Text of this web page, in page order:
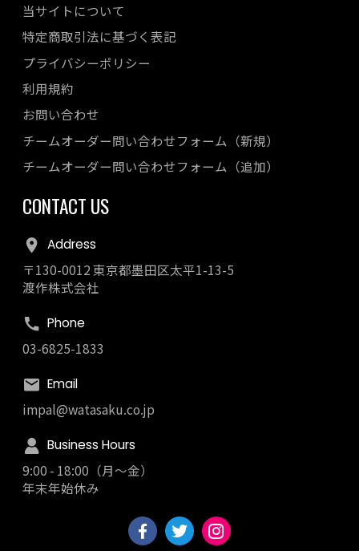
当サイトについて
特定商取引法に基づく表記
プライバシーポリシー
利用規約
お問い合わせ
チームオーダー問い合わせフォーム（新規）
チームオーダー問い合わせフォーム（追加）
CONTACT US
Address
〒130-0012 東京都墨田区太平1-13-5
渡作株式会社
Phone
03-6825-1833
Email
impal@watasaku.co.jp
Business Hours
9:00 - 18:00（月～金）
年末年始休み